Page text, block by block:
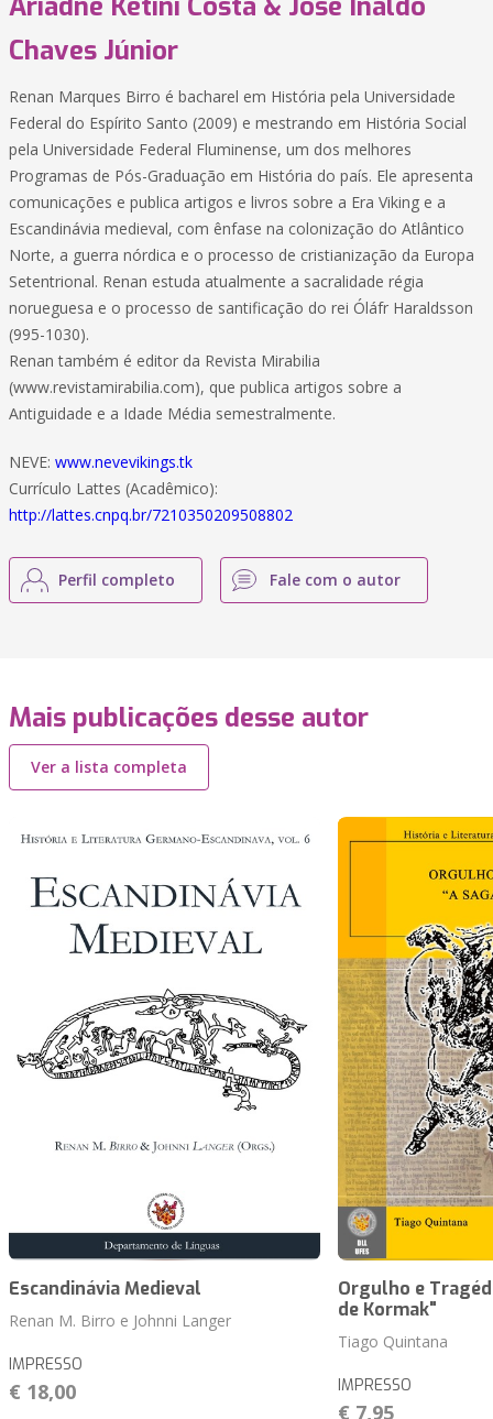
Chaves Júnior
Renan Marques Birro é bacharel em História pela Universidade
Federal do Espírito Santo (2009) e mestrando em História Social
pela Universidade Federal Fluminense, um dos melhores
Programas de Pós-Graduação em História do país. Ele apresenta
comunicações e publica artigos e livros sobre a Era Viking e a
Escandinávia medieval, com ênfase na colonização do Atlântico
Norte, a guerra nórdica e o processo de cristianização da Europa
Setentrional. Renan estuda atualmente a sacralidade régia
norueguesa e o processo de santificação do rei Óláfr Haraldsson
(995-1030).
Renan também é editor da Revista Mirabilia
(www.revistamirabilia.com), que publica artigos sobre a
Antiguidade e a Idade Média semestralmente.
NEVE: www.nevevikings.tk
Currículo Lattes (Acadêmico):
http://lattes.cnpq.br/7210350209508802
Perfil completo Fale com o autor
Mais publicações desse autor
Ver a lista completa
Escandinávia Medieval
Renan M. Birro e Johnni Langer
IMPRESSO
€ 18,00
Orgulho e
de Kormak"
Tiago Quintana
IMPRESSO
€ 7,95